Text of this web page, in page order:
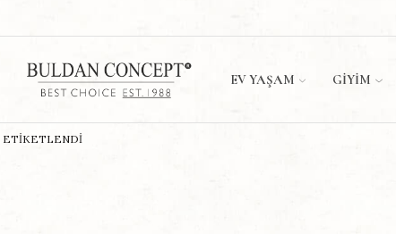
EV YAŞAM GIYIM
ETIKETLENDI